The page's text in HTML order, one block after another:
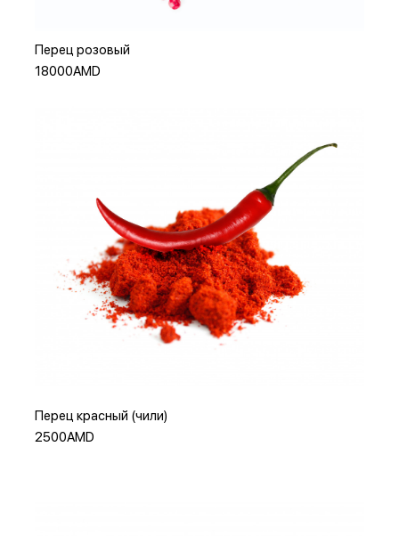
Перец розовый
18000AMD
Перец красный (чили)
2500AMD
Добавить в корзину